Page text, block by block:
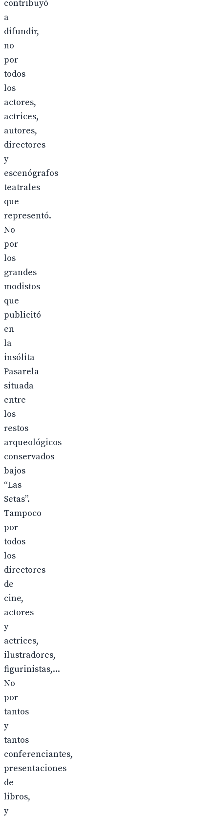
contribuyó
a
difundir,
no
por
todos
los
actores,
actrices,
autores,
directores
y
escenógrafos
teatrales
que
representó.
No
por
los
grandes
modistos
que
publicitó
en
la
insólita
Pasarela
situada
entre
los
restos
arqueológicos
conservados
bajos
“Las
Setas”.
Tampoco
por
todos
los
directores
de
cine,
actores
y
actrices,
ilustradores,
figurinistas,...
No
por
tantos
y
tantos
conferenciantes,
presentaciones
de
libros,
y